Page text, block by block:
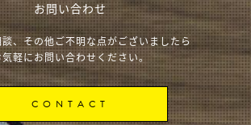
お問い合わせ
、その他ご不明な点がございましたら
気軽にお問い合わせください。
CONTACT